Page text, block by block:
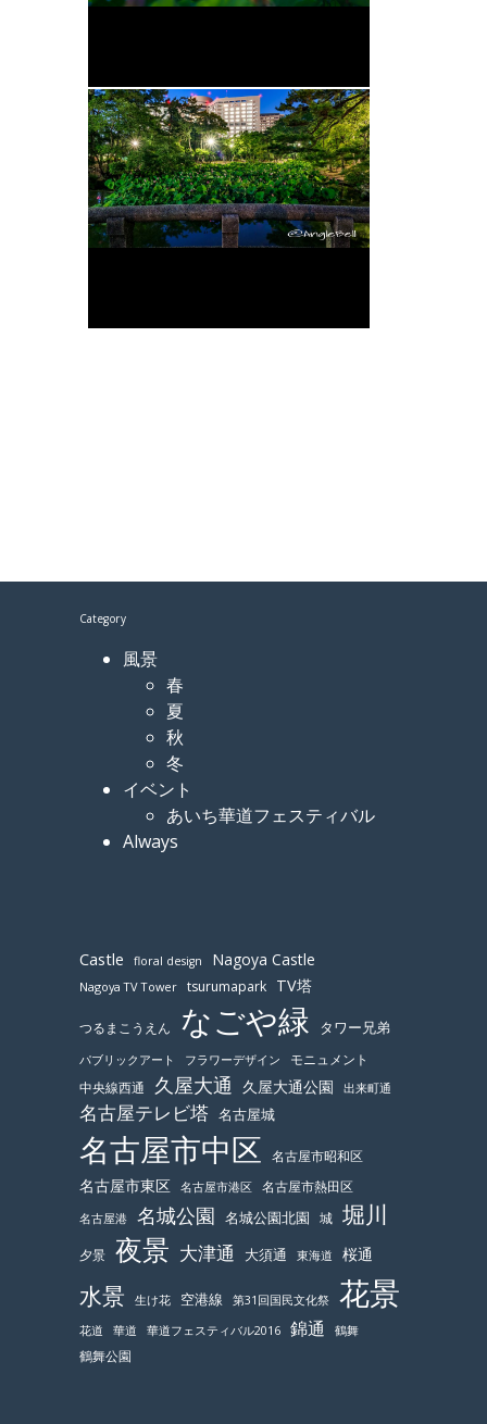
Category
風景
春
夏
秋
冬
イベント
あいち華道フェスティバル
Always
Castle floral design Nagoya Castle
Nagoya TV Tower tsurumapark TV塔
つるまこうえん なごや緑 タワー兄弟
パブリックアート フラワーデザイン
モニュメント
中央線西通
久屋大通 久屋大通公園 出来町通
名古屋テレビ塔 名古屋城
名古屋市中区 名古屋市昭和区
名古屋市東区 名古屋市港区 名古屋市熱田区
名古屋港 名城公園 名城公園北園 城 堀川
夕景 夜景 大津通 大須通 東海道 桜通
水景 生け花 空港線 第31回国民文化祭 花景
花道 華道 華道フェスティバル2016 錦通 鶴舞
鶴舞公園